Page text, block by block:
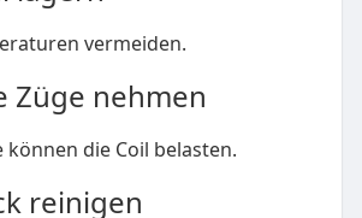
vermeiden.
Züge nehmen
können die Coil belasten.
reinigen